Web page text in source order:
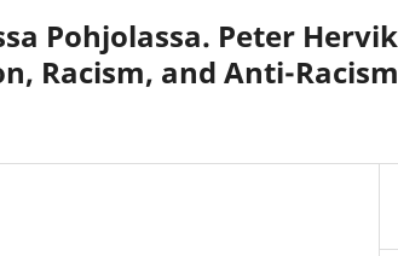
Pohjolassa. Peter
Racism, and Anti-